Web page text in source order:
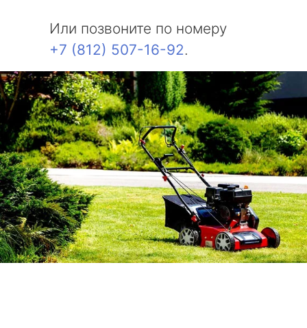
Или позвоните по номеру
+7 (812) 507-16-92.